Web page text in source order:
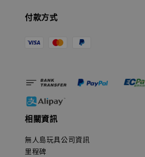
付款方式
相關資訊
無人島玩具公司資訊
里程碑